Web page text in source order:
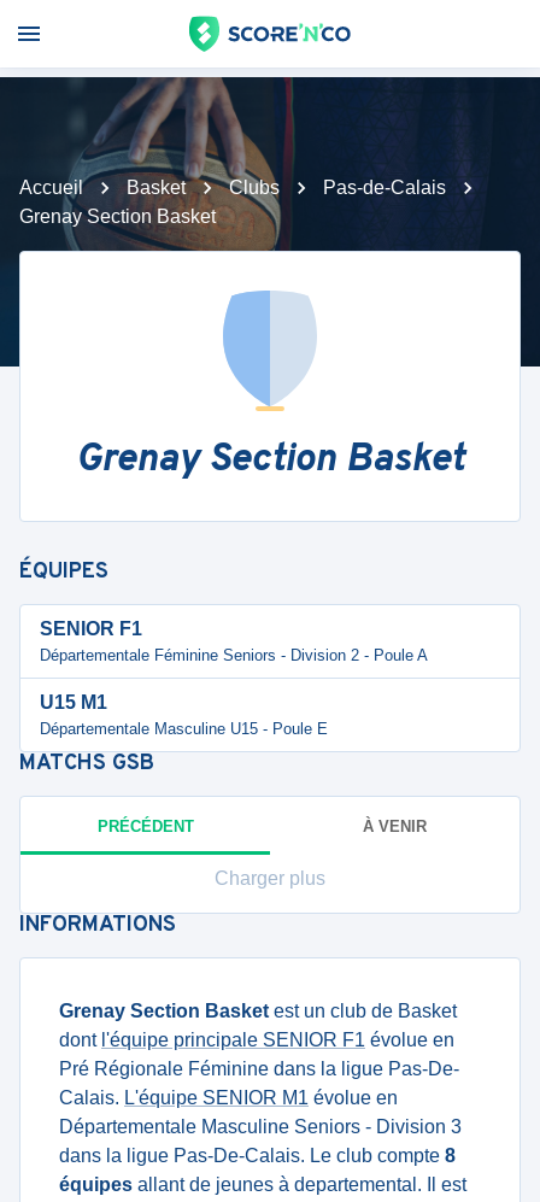
Accueil Basket Clubs
Pas-de-Calais
Grenay Section Basket
Grenay Section Basket
ÉQUIPES
SENIOR F1
Départementale Féminine Seniors - Division 2 - Poule A
U15 M1
Départementale Masculine U15 - Poule E
MATCHS GSB
PRÉCÉDENT À VENIR
Charger plus
INFORMATIONS
Grenay Section Basket est un club de Basket
dont l'équipe principale SENIOR F1 évolue en
Pré Régionale Féminine dans la ligue Pas-De-
Calais. L'équipe SENIOR M1 évolue en
Départementale Masculine Seniors - Division 3
dans la ligue Pas-De-Calais. Le club compte 8
équipes allant de jeunes à departemental. Il est